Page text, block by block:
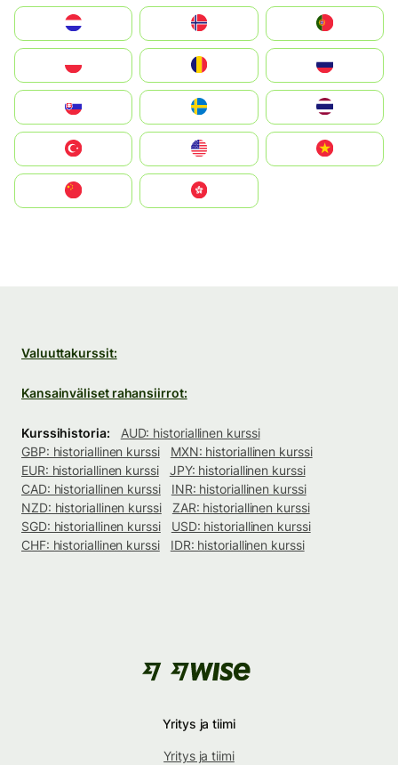
United States
中國香港特別行政區
Valuuttakurssit:
Kansainväliset rahansiirrot:
Kurssihistoria:
AUD: historiallinen kurssi
GBP: historiallinen kurssi
MXN: historiallinen kurssi
EUR: historiallinen kurssi
JPY: historiallinen kurssi
CAD: historiallinen kurssi
INR: historiallinen kurssi
NZD: historiallinen kurssi
ZAR: historiallinen kurssi
SGD: historiallinen kurssi
USD: historiallinen kurssi
CHF: historiallinen kurssi
IDR: historiallinen kurssi
Yritys ja tiimi
Yritys ja tiimi